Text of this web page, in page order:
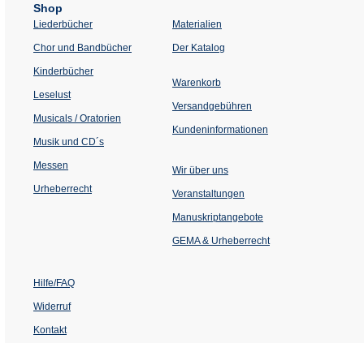
Shop
Liederbücher
Chor und Bandbücher
Kinderbücher
Leselust
Musicals / Oratorien
Musik und CD´s
Messen
Urheberrecht
Materialien
Der Katalog
Warenkorb
Versandgebühren
Kundeninformationen
Wir über uns
Veranstaltungen
einem
Tab)
Manuskriptangebote
GEMA & Urheberrecht
Hilfe/FAQ
Widerruf
Kontakt